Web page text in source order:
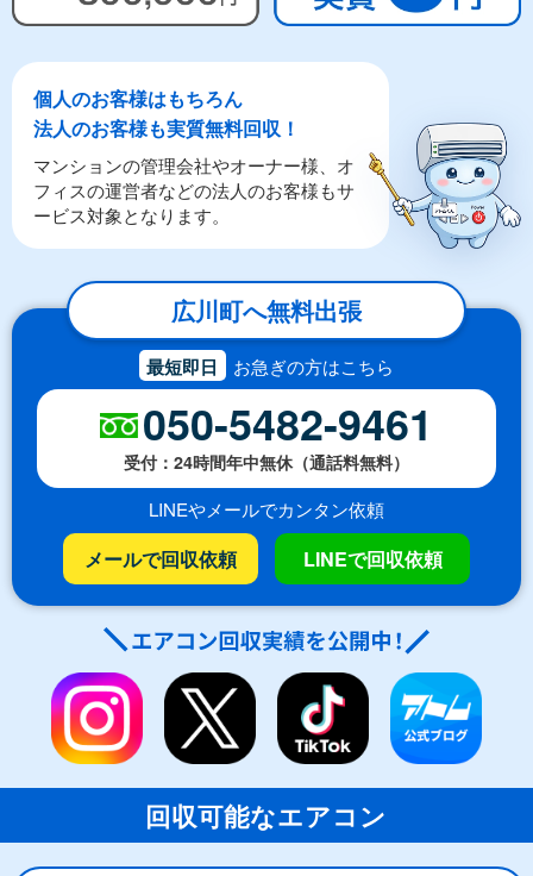
個人のお客様はもちろん
法人のお客様も実質無料回収！
マンションの管理会社やオーナー様、オ
フィスの運営者などの法人のお客様もサ
ービス対象となります。
広川町へ無料出張
最短即日 お急ぎの方はこちら
050-5482-9461
受付：24時間年中無休（通話料無料）
LINEやメールでカンタン依頼
メールで回収依頼 LINEで回収依頼
回収可能なエアコン